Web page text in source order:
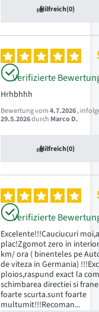
Hilfreich(0)
Verifizierte
Hrhbhhh
Bewertung vom4.7.2026,
29.5.2026durch Marco D.
Hilfreich(0)
Verifizierte
Excelente!!!Cauciucuri
plac!Zgomot zero in
km/ ora ( binenteles pe
de viteza in Germania)
ploios,raspund exact la
schimbarea directiei si
foarte scurta.sunt foarte
multumit!!!Recoman...